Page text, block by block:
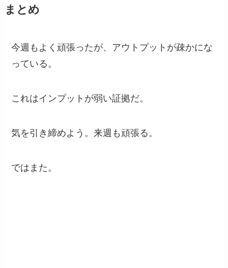
まとめ
今週もよく頑張ったが、アウトプットが疎かにな
っている。
これはインプットが弱い証拠だ。
気を引き締めよう。来週も頑張る。
ではまた。